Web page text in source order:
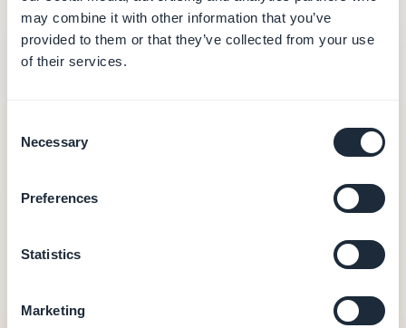
may combine it with other information that you’ve
provided to them or that they’ve collected from your use
of their services.
Selection
Necessary
Preferences
Statistics
Marketing
GoodBarber— desde 30 €/mes
Alojamiento y base de datos (datos en Europa)
Analítica integrada
0 % de comisión en las transacciones de e-
Apps nativas iOS + Android — desde 55 €/mes